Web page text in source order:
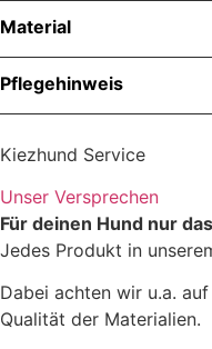
Material
Material: 100%
Futter: 100% Polyester
Pflegehinweis
Kiezhund Service
Unser Versprechen
Für deinen Hund nur
Jedes Produkt in
Dabei achten wir u.a.
Qualität der Materialien.